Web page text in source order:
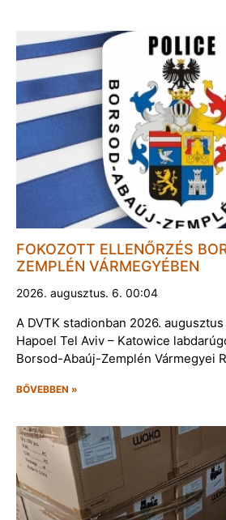
FOKOZOTT ELLENŐRZÉS
ZEMPLÉN VÁRMEGYÉBEN
2026. augusztus. 6. 00:04
A DVTK stadionban 2026.
Hapoel Tel Aviv – Katowice
Borsod-Abaúj-Zemplén Vármegyei
BŐVEBBEN »